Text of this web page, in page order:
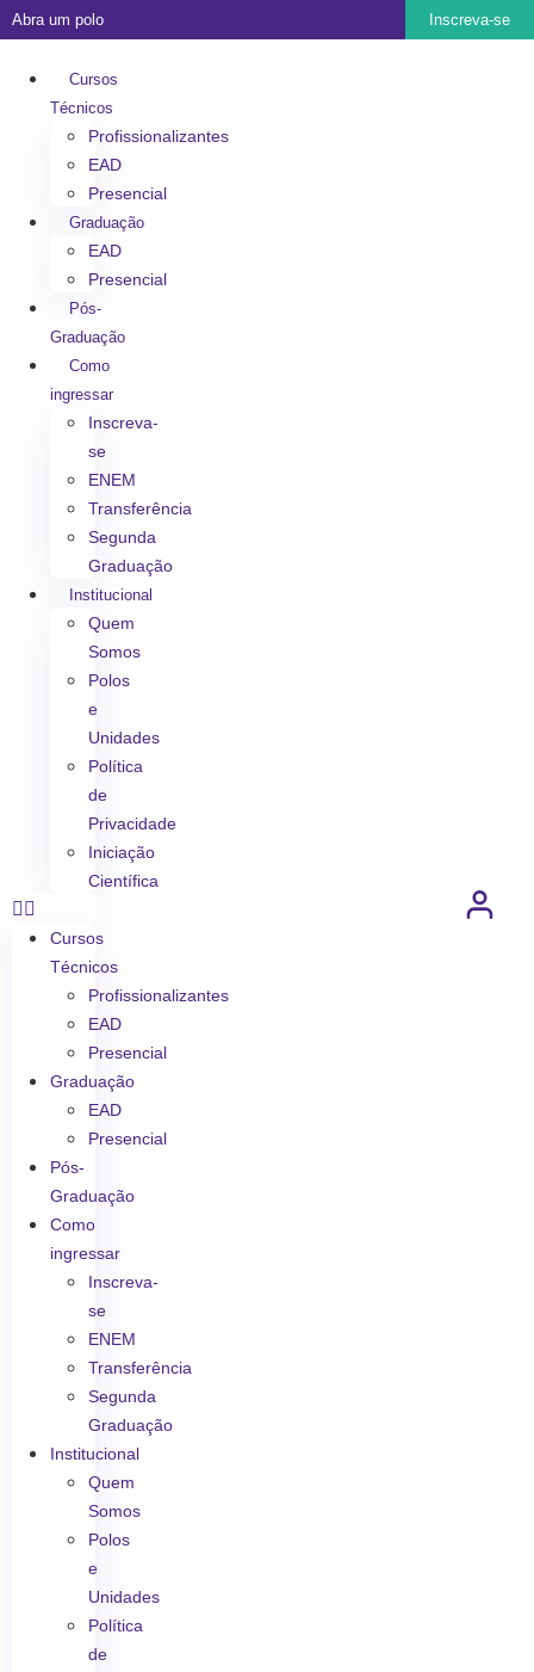
Abra um polo Inscreva-se
Cursos
Técnicos
Profissionalizantes
EAD
Presencial
Graduação
EAD
Presencial
Pós-
Graduação
Como
ingressar
Inscreva-
se
ENEM
Transferência
Segunda
Graduação
Institucional
Quem
Somos
Polos
e
Unidades
Política
de
Privacidade
Iniciação
Científica
Cursos
Técnicos
Profissionalizantes
EAD
Presencial
Graduação
EAD
Presencial
Pós-
Graduação
Como
ingressar
Inscreva-
se
ENEM
Transferência
Segunda
Graduação
Institucional
Quem
Somos
Polos
e
Unidades
Política
de